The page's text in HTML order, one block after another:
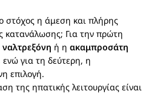
στόχος η άμεση και πλήρης
Για την πρώτη
ναλτρεξόνη ή η ακαμπροσάτη
ενώ για τη δεύτερη, η
επιλογή.
της ηπατικής λειτουργίας είναι